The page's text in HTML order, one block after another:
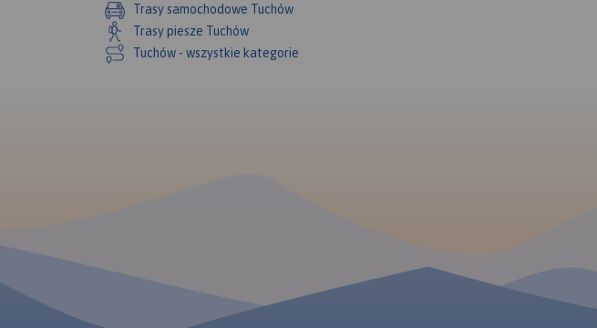
Trasy samochodowe Tuchów
Trasy piesze Tuchów
Tuchów - wszystkie kategorie